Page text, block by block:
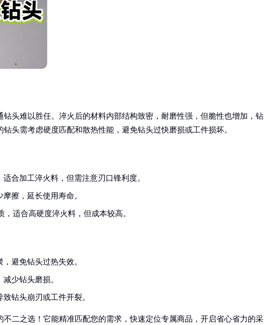
头难以胜任。淬火后的材料内部结构致密，耐磨性强，但脆性也增加，钻
头需考虑硬度匹配和散热性能，避免钻头过快磨损或工件损坏。
适合加工淬火料，但需注意刃口锋利度。
擦，延长使用寿命。
，适合高硬度淬火料，但成本较高。
避免钻头过热失效。
少钻头磨损。
钻头崩刃或工件开裂。
二之选！它能精准匹配您的需求，快速定位专属商品，开启省心省力的采